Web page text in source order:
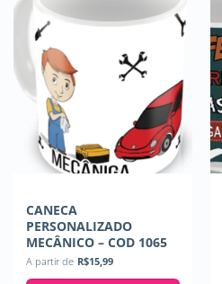
CANECA
PERSONALIZADO
MECÂNICO – COD 1065
A partir de R$15,99